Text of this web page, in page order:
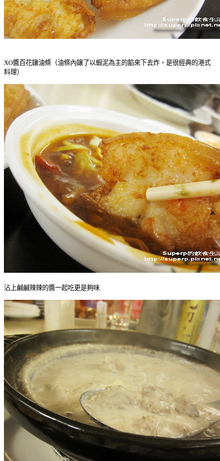
XO醬百花鑲油條（油條內鑲了以蝦泥為主的餡來下去炸，是很經典的港式
料理）
沾上鹹鹹辣辣的醬一起吃更是夠味